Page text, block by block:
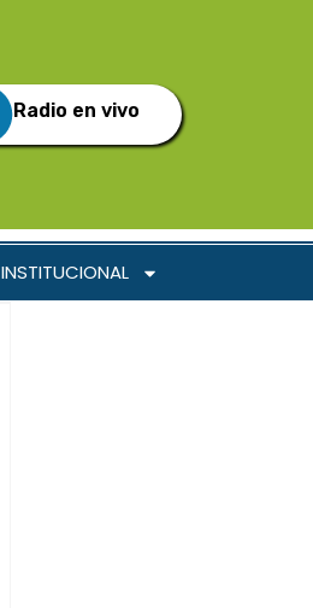
Radio en vivo
INSTITUCIONAL